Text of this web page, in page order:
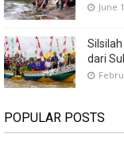
June
dari
POPULAR POSTS